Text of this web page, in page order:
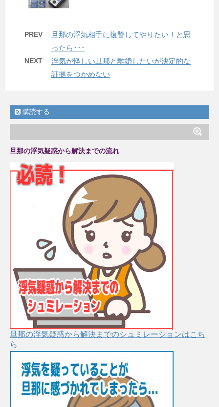
PREV
旦那の浮気相手に復讐してやりたい！と思
ったら･･･
NEXT
浮気が怪しい旦那と離婚したいが決定的な
証拠をつかめない
購読する
旦那の浮気疑惑から解決までの流れ
旦那の浮気疑惑から解決までのシュミレーションはこち
ら